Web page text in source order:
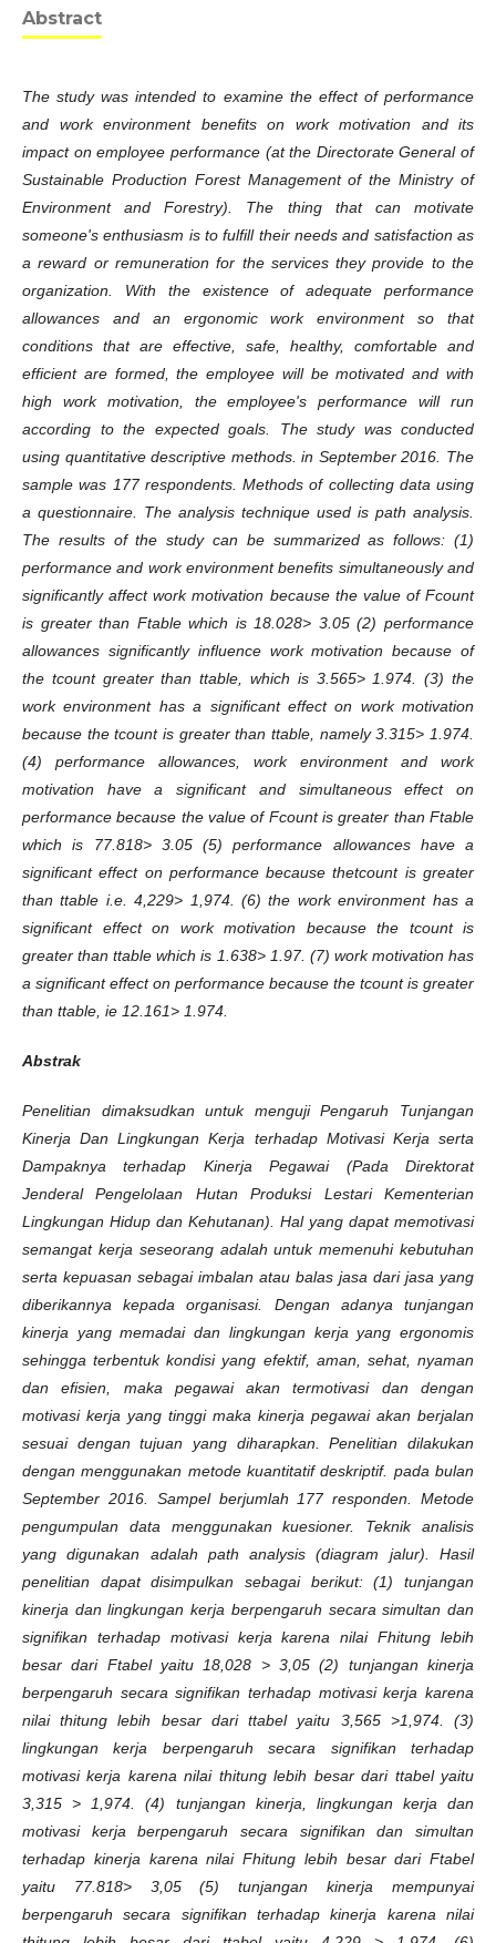
Abstract
The study was intended to examine the effect of performance
and work environment benefits on work motivation and its
impact on employee performance (at the Directorate General of
Sustainable Production Forest Management of the Ministry of
Environment and Forestry). The thing that can motivate
someone's enthusiasm is to fulfill their needs and satisfaction as
a reward or remuneration for the services they provide to the
organization. With the existence of adequate performance
allowances and an ergonomic work environment so that
conditions that are effective, safe, healthy, comfortable and
efficient are formed, the employee will be motivated and with
high work motivation, the employee's performance will run
according to the expected goals. The study was conducted
using quantitative descriptive methods. in September 2016. The
sample was 177 respondents. Methods of collecting data using
a questionnaire. The analysis technique used is path analysis.
The results of the study can be summarized as follows: (1)
performance and work environment benefits simultaneously and
significantly affect work motivation because the value of Fcount
is greater than Ftable which is 18.028> 3.05 (2) performance
allowances significantly influence work motivation because of
the tcount greater than ttable, which is 3.565> 1.974. (3) the
work environment has a significant effect on work motivation
because the tcount is greater than ttable, namely 3.315> 1.974.
(4) performance allowances, work environment and work
motivation have a significant and simultaneous effect on
performance because the value of Fcount is greater than Ftable
which is 77.818> 3.05 (5) performance allowances have a
significant effect on performance because thetcount is greater
than ttable i.e. 4,229> 1,974. (6) the work environment has a
significant effect on work motivation because the tcount is
greater than ttable which is 1.638> 1.97. (7) work motivation has
a significant effect on performance because the tcount is greater
than ttable, ie 12.161> 1.974.
Abstrak
Penelitian dimaksudkan untuk menguji Pengaruh Tunjangan
Kinerja Dan Lingkungan Kerja terhadap Motivasi Kerja serta
Dampaknya terhadap Kinerja Pegawai (Pada Direktorat
Jenderal Pengelolaan Hutan Produksi Lestari Kementerian
Lingkungan Hidup dan Kehutanan). Hal yang dapat memotivasi
semangat kerja seseorang adalah untuk memenuhi kebutuhan
serta kepuasan sebagai imbalan atau balas jasa dari jasa yang
diberikannya kepada organisasi. Dengan adanya tunjangan
kinerja yang memadai dan lingkungan kerja yang ergonomis
sehingga terbentuk kondisi yang efektif, aman, sehat, nyaman
dan efisien, maka pegawai akan termotivasi dan dengan
motivasi kerja yang tinggi maka kinerja pegawai akan berjalan
sesuai dengan tujuan yang diharapkan. Penelitian dilakukan
dengan menggunakan metode kuantitatif deskriptif. pada bulan
September 2016. Sampel berjumlah 177 responden. Metode
pengumpulan data menggunakan kuesioner. Teknik analisis
yang digunakan adalah path analysis (diagram jalur). Hasil
penelitian dapat disimpulkan sebagai berikut: (1) tunjangan
kinerja dan lingkungan kerja berpengaruh secara simultan dan
signifikan terhadap motivasi kerja karena nilai Fhitung lebih
besar dari Ftabel yaitu 18,028 > 3,05 (2) tunjangan kinerja
berpengaruh secara signifikan terhadap motivasi kerja karena
nilai thitung lebih besar dari ttabel yaitu 3,565 >1,974. (3)
lingkungan kerja berpengaruh secara signifikan terhadap
motivasi kerja karena nilai thitung lebih besar dari ttabel yaitu
3,315 > 1,974. (4) tunjangan kinerja, lingkungan kerja dan
motivasi kerja berpengaruh secara signifikan dan simultan
terhadap kinerja karena nilai Fhitung lebih besar dari Ftabel
yaitu 77.818> 3,05 (5) tunjangan kinerja mempunyai
berpengaruh secara signifikan terhadap kinerja karena nilai